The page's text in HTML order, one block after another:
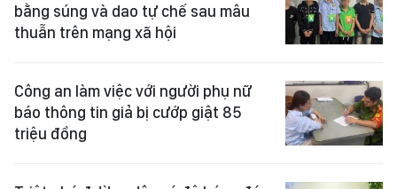
bằng súng và dao tự chế sau mâu
thuẫn trên mạng xã hội
Công an làm việc với người phụ nữ
báo thông tin giả bị cướp giật 85
triệu đồng